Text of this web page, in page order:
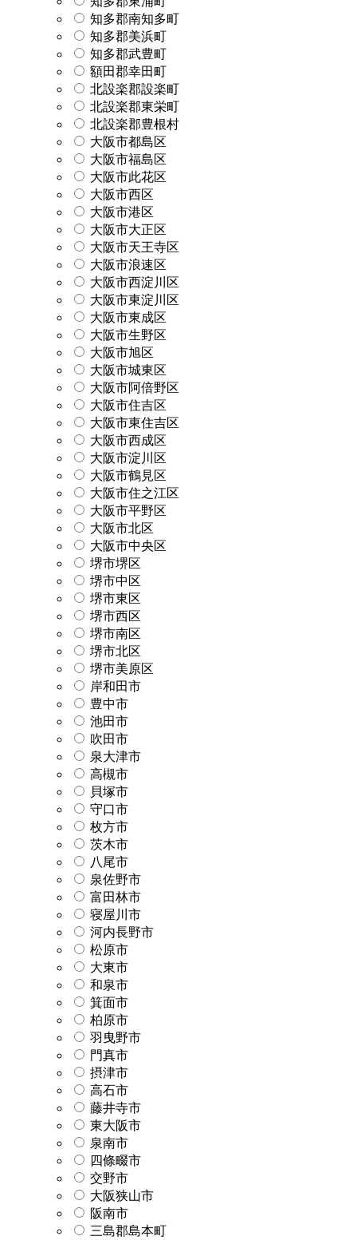
知多郡南知多町
知多郡美浜町
知多郡武豊町
額田郡幸田町
北設楽郡設楽町
北設楽郡東栄町
北設楽郡豊根村
大阪市都島区
大阪市福島区
大阪市此花区
大阪市西区
大阪市港区
大阪市大正区
大阪市天王寺区
大阪市浪速区
大阪市西淀川区
大阪市東淀川区
大阪市東成区
大阪市生野区
大阪市旭区
大阪市城東区
大阪市阿倍野区
大阪市住吉区
大阪市東住吉区
大阪市西成区
大阪市淀川区
大阪市鶴見区
大阪市住之江区
大阪市平野区
大阪市北区
大阪市中央区
堺市堺区
堺市中区
堺市東区
堺市西区
堺市南区
堺市北区
堺市美原区
岸和田市
豊中市
池田市
吹田市
泉大津市
高槻市
貝塚市
守口市
枚方市
茨木市
八尾市
泉佐野市
富田林市
寝屋川市
河内長野市
松原市
大東市
和泉市
箕面市
柏原市
羽曳野市
門真市
摂津市
高石市
藤井寺市
東大阪市
泉南市
四條畷市
交野市
大阪狭山市
阪南市
三島郡島本町